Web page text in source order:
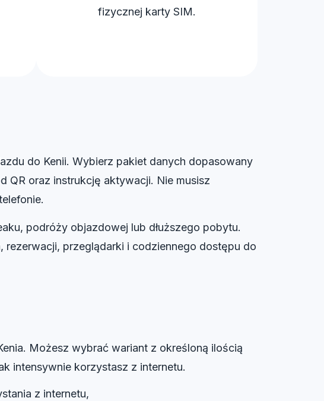
fizycznej karty SIM.
do Kenii. Wybierz pakiet danych dopasowany
QR oraz instrukcję aktywacji. Nie musisz
podróży objazdowej lub dłuższego pobytu.
przeglądarki i codziennego dostępu do
Możesz wybrać wariant z określoną ilością
intensywnie korzystasz z internetu.
z internetu,